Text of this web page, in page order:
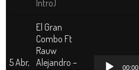
Intro)
5 Abr,
El Gran
Combo Ft
Rauw
Alejandro –
Reproductor
00:00